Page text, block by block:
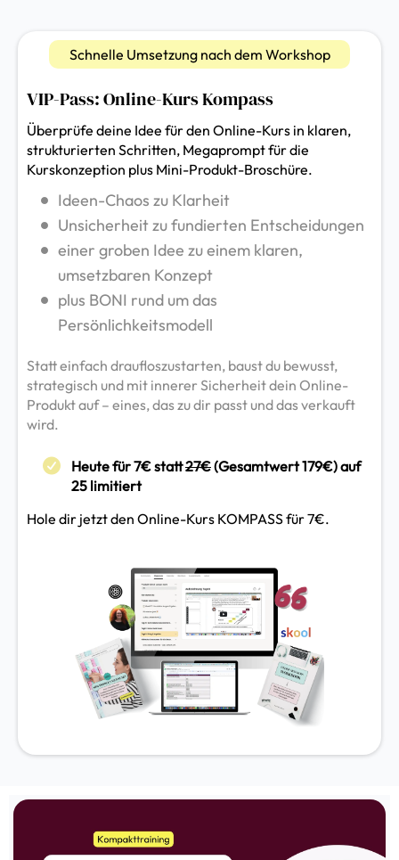
Schnelle Umsetzung nach dem Workshop
VIP-Pass: Online-Kurs Kompass
Überprüfe deine Idee für den Online-Kurs in klaren,
strukturierten Schritten, Megaprompt für die
Kurskonzeption plus Mini-Produkt-Broschüre.
Ideen-Chaos zu Klarheit
Unsicherheit zu fundierten Entscheidungen
einer groben Idee zu einem klaren,
umsetzbaren Konzept
plus BONI rund um das
Persönlichkeitsmodell
Statt einfach draufloszustarten, baust du bewusst,
strategisch und mit innerer Sicherheit dein Online-
Produkt auf – eines, das zu dir passt und das verkauft
wird.
Heute für 7€ statt27€(Gesamtwert 179€) auf
25 limitiert
Hole dir jetzt den Online-Kurs KOMPASS für 7€.